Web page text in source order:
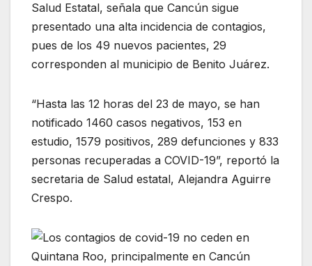
Salud Estatal, señala que Cancún sigue
presentado una alta incidencia de contagios,
pues de los 49 nuevos pacientes, 29
corresponden al municipio de Benito Juárez.
“Hasta las 12 horas del 23 de mayo, se han
notificado 1460 casos negativos, 153 en
estudio, 1579 positivos, 289 defunciones y 833
personas recuperadas a COVID-19”, reportó la
secretaria de Salud estatal, Alejandra Aguirre
Crespo.